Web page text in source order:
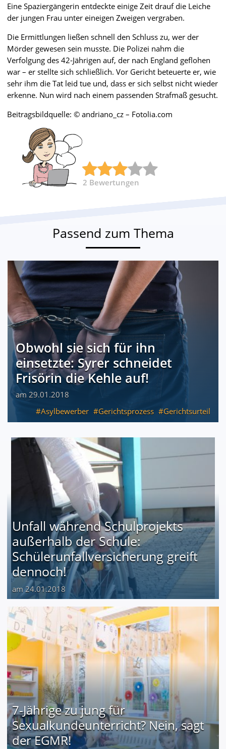
Eine Spaziergängerin entdeckte einige Zeit drauf die Leiche
der jungen Frau unter eineigen Zweigen vergraben.
Die Ermittlungen ließen schnell den Schluss zu, wer der
Mörder gewesen sein musste. Die Polizei nahm die
Verfolgung des 42-Jährigen auf, der nach England geflohen
war – er stellte sich schließlich. Vor Gericht beteuerte er, wie
sehr ihm die Tat leid tue und, dass er sich selbst nicht wieder
erkenne. Nun wird nach einem passenden Strafmaß gesucht.
Beitragsbildquelle: © andriano_cz – Fotolia.com
2 Bewertungen
Passend zum Thema
Obwohl sie sich für ihn
einsetzte: Syrer schneidet
Frisörin die Kehle auf!
am 29.01.2018
Asylbewerber
Gerichtsprozess Gerichtsurteil
Unfall während Schulprojekts
außerhalb der Schule:
Schülerunfallversicherung greift
dennoch!
am 24.01.2018
7-Jährige zu jung für
Sexualkundeunterricht? Nein, sagt
der EGMR!